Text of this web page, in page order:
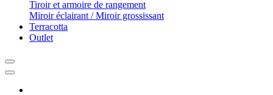
Tiroir et armoire de rangement
Miroir éclairant / Miroir grossissant
Terracotta
Outlet